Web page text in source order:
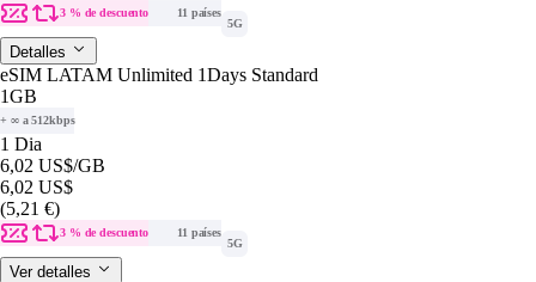
3 % de descuento
11 países
5G
Detalles
eSIM LATAM Unlimited 1Days Standard
1GB
+ ∞ a 512kbps
1 Dia
6,02 US$/GB
6,02 US$
(5,21 €)
3 % de descuento
11 países
5G
Ver detalles